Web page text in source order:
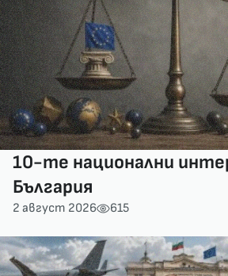
10-те национални
България
2 август 2026 615